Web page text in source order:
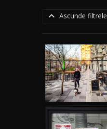
 Ascunde filtrele